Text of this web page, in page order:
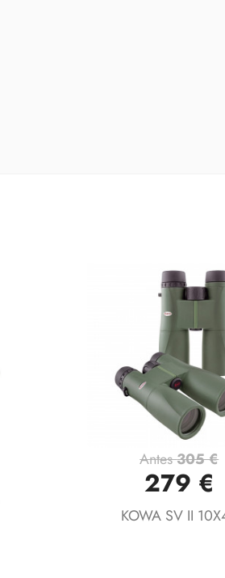
Vista rápida
Antes305 €
279 €
KOWA SV II